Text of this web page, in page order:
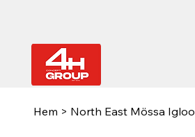
Hem > North East Mössa Igloo